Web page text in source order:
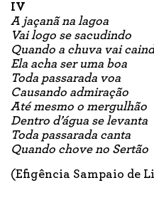
IV
A jaçanã na lagoa
Vai logo se sacudindo
Quando a chuva vai
Ela acha ser uma boa
Toda passarada voa
Causando admiração
Até mesmo o mergulhão
Dentro d’água se levanta
Toda passarada canta
Quando chove no Sertão
(Efigência Sampaio de